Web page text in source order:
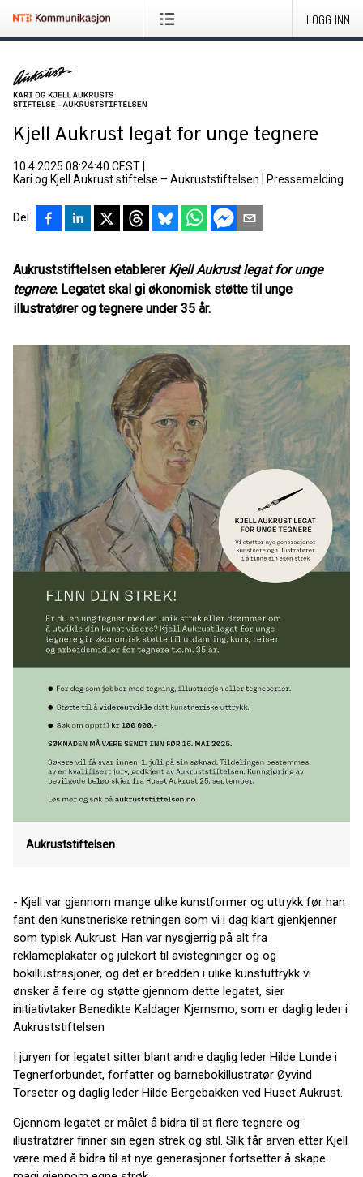
LOGG INN
Kjell Aukrust legat for unge tegnere
10.4.2025 08:24:40 CEST
Kari og Kjell Aukrust stiftelse – Aukruststiftelsen
Pressemelding
Del
Aukruststiftelsen etablerer Kjell Aukrust legat for unge
tegnere. Legatet skal gi økonomisk støtte til unge
illustratører og tegnere under 35 år.
Aukruststiftelsen
- Kjell var gjennom mange ulike kunstformer og uttrykk før han
fant den kunstneriske retningen som vi i dag klart gjenkjenner
som typisk Aukrust. Han var nysgjerrig på alt fra
reklameplakater og julekort til avistegninger og og
bokillustrasjoner, og det er bredden i ulike kunstuttrykk vi
ønsker å feire og støtte gjennom dette legatet, sier
initiativtaker Benedikte Kaldager Kjernsmo, som er daglig leder i
Aukruststiftelsen
I juryen for legatet sitter blant andre daglig leder Hilde Lunde i
Tegnerforbundet, forfatter og barnebokillustratør Øyvind
Torseter og daglig leder Hilde Bergebakken ved Huset Aukrust.
Gjennom legatet er målet å bidra til at flere tegnere og
illustratører finner sin egen strek og stil. Slik får arven etter Kjell
være med å bidra til at nye generasjoner fortsetter å skape